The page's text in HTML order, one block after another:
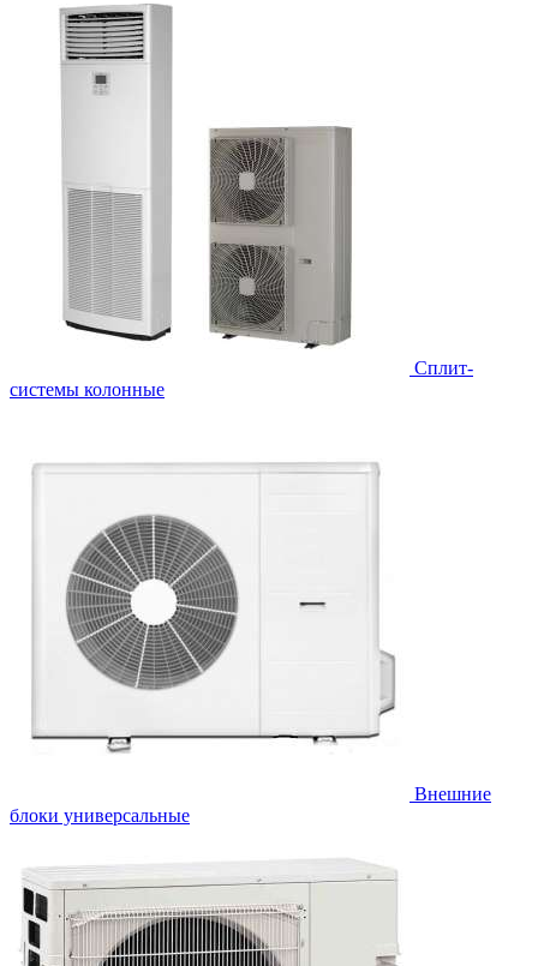
Cплит-
системы колонные
Внешние
блоки универсальные